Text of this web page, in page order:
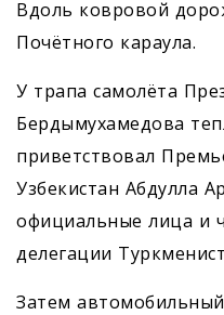
Вдоль ковровой
Почётного караула.
У трапа самолёта
Бердымухамедова
приветствовал
Узбекистан Абдулла
официальные лица и
делегации
Затем